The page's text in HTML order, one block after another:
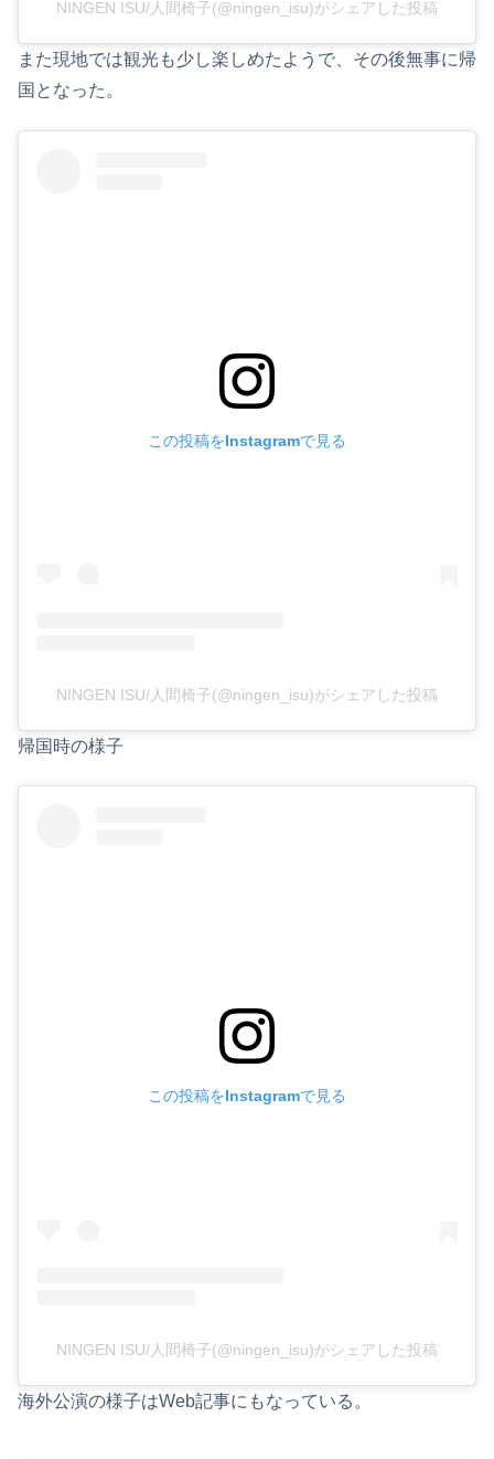
NINGEN ISU/人間椅子(@ningen_isu)がシェアした投稿
また現地では観光も少し楽しめたようで、その後無事に帰
国となった。
この投稿をInstagramで見る
NINGEN ISU/人間椅子(@ningen_isu)がシェアした投稿
帰国時の様子
この投稿をInstagramで見る
NINGEN ISU/人間椅子(@ningen_isu)がシェアした投稿
海外公演の様子はWeb記事にもなっている。